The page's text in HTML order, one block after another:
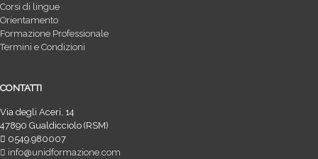
Corsi di lingue
Orientamento
Formazione Professionale
Termini e Condizioni
CONTATTI
Via degli Aceri, 14
47890 Gualdicciolo (RSM)
0549.980007
info@unidformazione.com